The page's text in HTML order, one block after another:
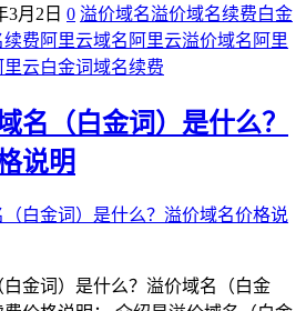
3月2日 0 溢价域名溢价域名续费白金
续费 阿里云域名 阿里云溢价域名 阿里
里云白金词域名续费
名（白金词）是什么？
说明
白金词）是什么？溢价域名（白金